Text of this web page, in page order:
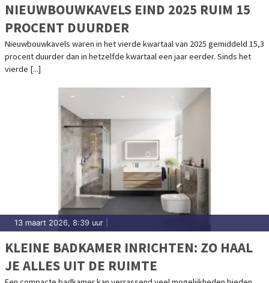
NIEUWBOUWKAVELS EIND 2025 RUIM 15
PROCENT DUURDER
Nieuwbouwkavels waren in het vierde kwartaal van 2025 gemiddeld 15,3
procent duurder dan in hetzelfde kwartaal een jaar eerder. Sinds het
vierde [...]
13 maart 2026, 8:39 uur
KLEINE BADKAMER INRICHTEN: ZO HAAL
JE ALLES UIT DE RUIMTE